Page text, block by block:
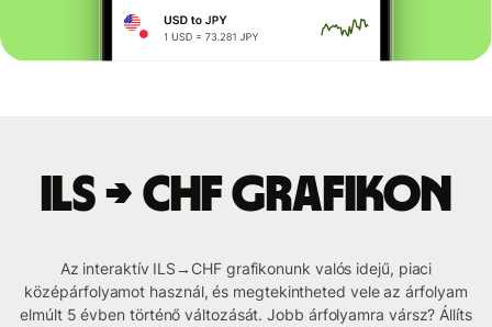
ILS → CHF grafikon
Az interaktív ILS→CHF grafikonunk valós idejű, piaci
középárfolyamot használ, és megtekintheted vele az árfolyam
elmúlt 5 évben történő változását. Jobb árfolyamra vársz? Állíts